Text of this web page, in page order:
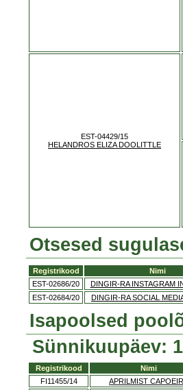
EST-04429/15
HELANDROS ELIZA DOOLITTLE
Otsesed
Registrikood Nimi
EST-02686/20
DINGIR-RA INSTAGRAM
EST-02684/20
DINGIR-RA SOCIAL
Isapoolsed
Sünnikuupäev:
Registrikood Nimi
FI11455/14
APRILMIST